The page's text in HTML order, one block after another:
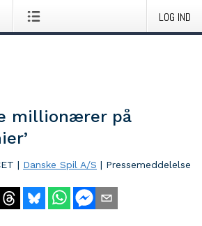
LOG IND
millionærer på
| Danske Spil A/S | Pressemeddelelse